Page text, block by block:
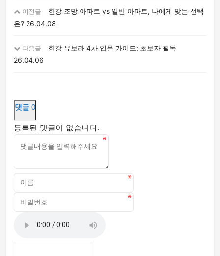
이전글
한강 조망 아파트 vs 일반 아파트, 나에게 맞는 선택
은? 26.04.08
다음글
한강 유보라 4차 입문 가이드: 초보자 필독
26.04.06
댓글 0
등록된 댓글이 없습니다.